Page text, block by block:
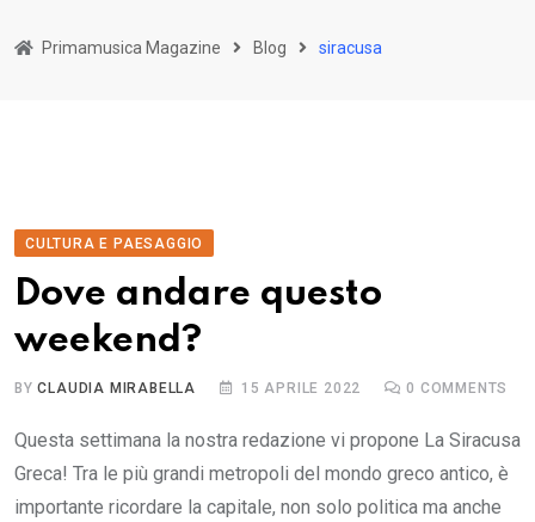
Primamusica Magazine Blog siracusa
CULTURA E PAESAGGIO
Dove andare questo
weekend?
BYCLAUDIA MIRABELLA 15 APRILE 2022 0 COMMENTS
Questa settimana la nostra redazione vi propone La Siracusa
Greca! Tra le più grandi metropoli del mondo greco antico, è
importante ricordare la capitale, non solo politica ma anche